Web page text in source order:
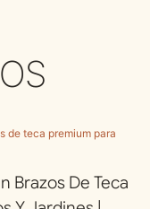
Brazos De Teca